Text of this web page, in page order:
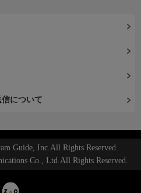
について
Guide, Inc.All Rights Reserved.
Co., Ltd.All Rights Reserved.